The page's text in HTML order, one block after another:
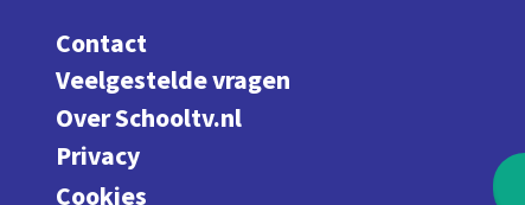
Contact
Veelgestelde vragen
Over Schooltv.nl
Privacy